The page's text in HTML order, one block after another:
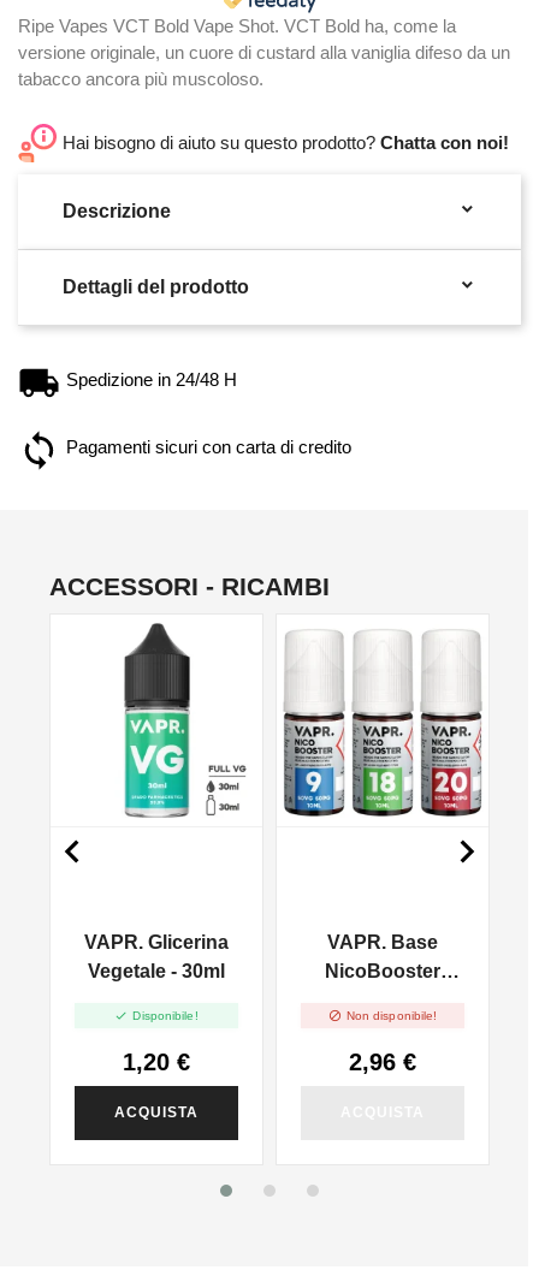
Ripe Vapes VCT Bold Vape Shot. VCT Bold ha, come la
versione originale, un cuore di custard alla vaniglia difeso da un
tabacco ancora più muscoloso.
Hai bisogno di aiuto su questo prodotto? Chatta con noi!
Descrizione 
Dettagli del prodotto 
Spedizione in 24/48 H
Pagamenti sicuri con carta di credito
ACCESSORI - RICAMBI
VAPR. Glicerina
Vegetale - 30ml
 Disponibile!
1,20 €
ACQUISTA
VAPR. Base
NicoBooster
 Non disponibile!
2,96 €
 